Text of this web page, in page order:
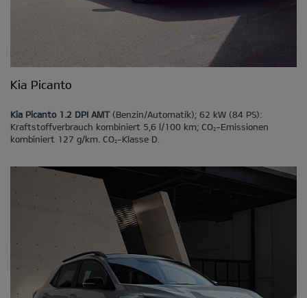
Kia Picanto
Kia Picanto 1.2 DPI AMT(Benzin/Automatik); 62 kW (84 PS):
Kraftstoffverbrauch kombiniert 5,6 l/100 km; CO2-Emissionen
kombiniert 127 g/km. CO2-Klasse D.